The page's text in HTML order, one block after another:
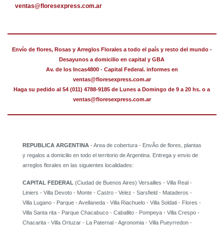
ventas@floresexpress.com.ar
Envío de flores, Rosas y Arreglos Florales a todo el país y resto del mundo -
Desayunos a domicilio en capital y GBA
Av. de los Incas4800 - Capital Federal. informes en
ventas@floresexpress.com.ar
Haga su pedido al 54 (011) 4788-9185 de Lunes a Domingo de 9 a 20 hs. o a
ventas@floresexpress.com.ar
REPUBLICA ARGENTINA - Area de cobertura - EnvÃ­o de flores, plantas
y regalos a domicilio en todo el territorio de Argentina. Entrega y envio de
arreglos florales en las siguientes localidades:
CAPITAL FEDERAL (Ciudad de Buenos Aires) Versailles - Villa Real -
Liniers - Villa Devoto - Monte - Castro - Velez - Sarsfield - Mataderos -
Villa Lugano - Parque - Avellaneda - Villa Riachuelo - Villa Soldati - Flores -
Villa Santa rita - Parque Chacabuco - Caballito - Pompeya - Villa Crespo -
Chacarita - Villa Ortuzar - La Paternal - Agronomia - Villa Pueyrredon -